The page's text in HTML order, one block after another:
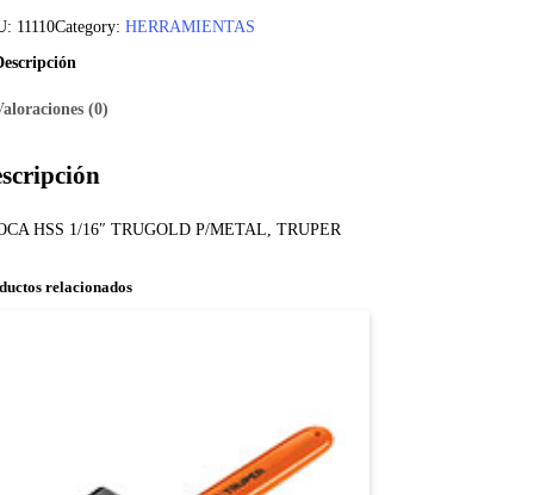
11110Category: HERRAMIENTAS
(0)
HSS 1/16″ TRUGOLD P/METAL, TRUPER
relacionados